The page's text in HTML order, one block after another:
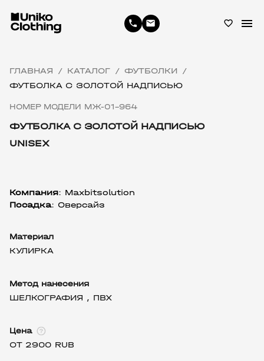
phone email favorite_border menu
ГЛАВНАЯ / КАТАЛОГ / ФУТБОЛКИ /
ФУТБОЛКА С ЗОЛОТОЙ НАДПИСЬЮ
НОМЕР МОДЕЛИ МЖ-01-964
ФУТБОЛКА С ЗОЛОТОЙ НАДПИСЬЮ
UNISEX
Компания: Maxbitsolution
Посадка: Оверсайз
Материал
КУЛИРКА
Метод нанесения
ШЕЛКОГРАФИЯ , ПВХ
Цена
ОТ 2900 RUB